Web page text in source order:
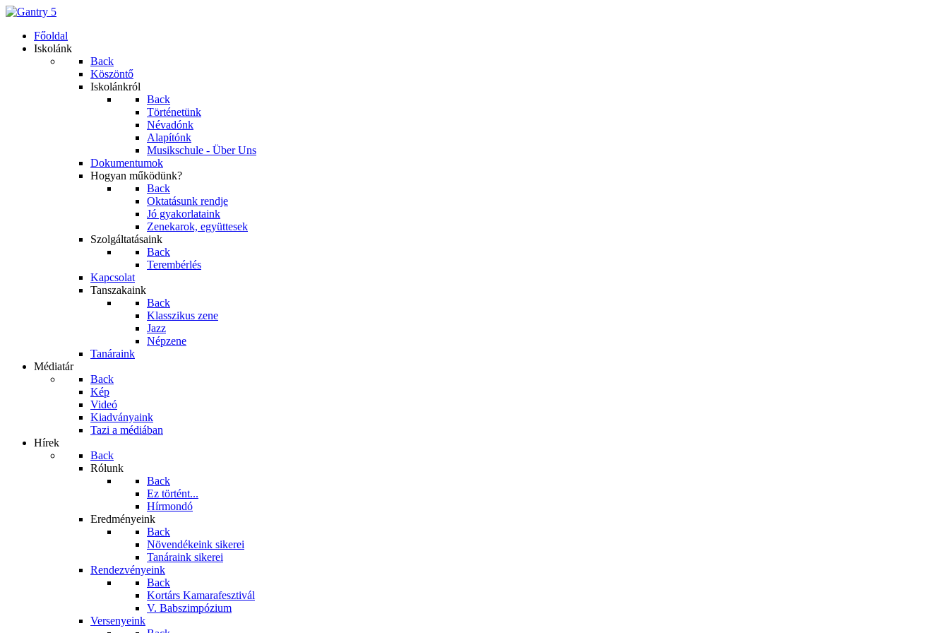
Főoldal
Iskolánk
Back
Köszöntő
Iskolánkról
Back
Történetünk
Névadónk
Alapítónk
Musikschule - Über Uns
Dokumentumok
Hogyan működünk?
Back
Oktatásunk rendje
Jó gyakorlataink
Zenekarok, együttesek
Szolgáltatásaink
Back
Terembérlés
Kapcsolat
Tanszakaink
Back
Klasszikus zene
Jazz
Népzene
Tanáraink
Médiatár
Back
Kép
Videó
Kiadványaink
Tazi a médiában
Hírek
Back
Rólunk
Back
Ez történt...
Hírmondó
Eredményeink
Back
Növendékeink sikerei
Tanáraink sikerei
Rendezvényeink
Back
Kortárs Kamarafesztivál
V. Babszimpózium
Versenyeink